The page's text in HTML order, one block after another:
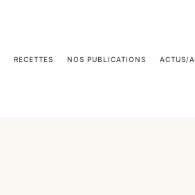
RECETTES NOS PUBLICATIONS ACTUS/